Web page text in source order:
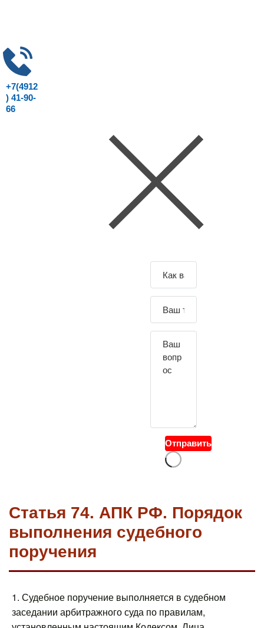
+7(4912
) 41-90-
66
Отправить
Статья 74. АПК РФ. Порядок
выполнения судебного
поручения
1. Судебное поручение выполняется в судебном
заседании арбитражного суда по правилам,